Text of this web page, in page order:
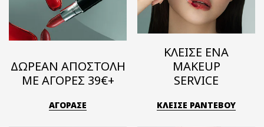
ΔΩΡΕΑΝ ΑΠΟΣΤΟΛΗ
ΜΕ ΑΓΟΡΕΣ 39€+
ΑΓΟΡΑΣΕ
ΚΛΕΙΣΕ ΕΝΑ
MAKEUP
SERVICE
ΚΛΕΙΣΕ ΡΑΝΤΕΒΟΥ